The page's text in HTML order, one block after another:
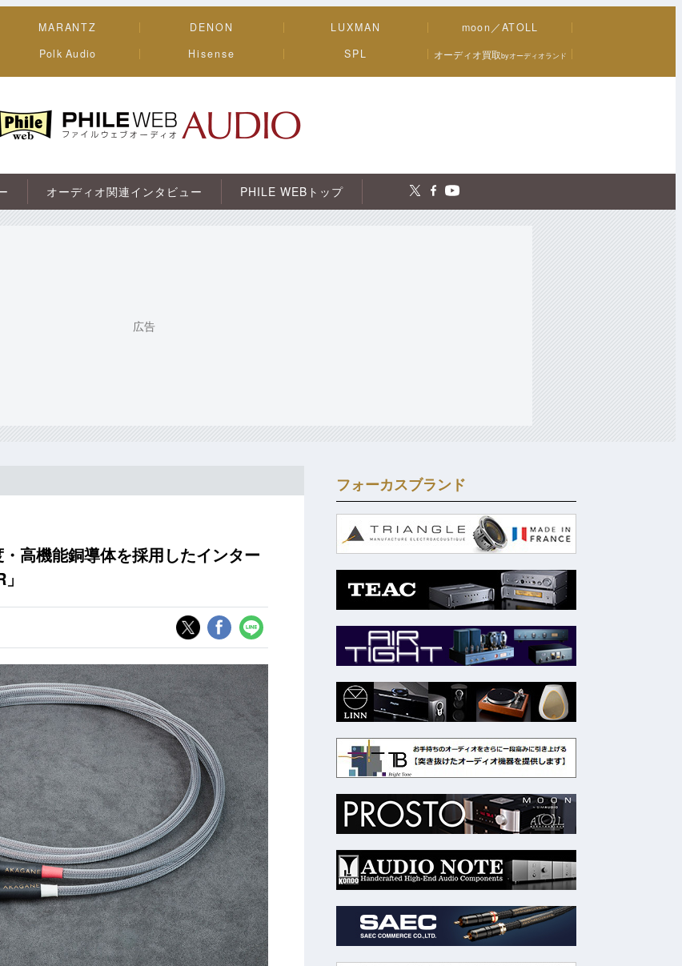
MARANTZ DENON LUXMAN
moon／ATOLL
Polk Audio Hisense SPL オーディオ買取byオーディオランド
WEB｜AV/オーディオ/ガジェット
オーディオ関連インタビュー PHILE WEBトップ
高機能銅導体を採用したインター
フォーカスブランド